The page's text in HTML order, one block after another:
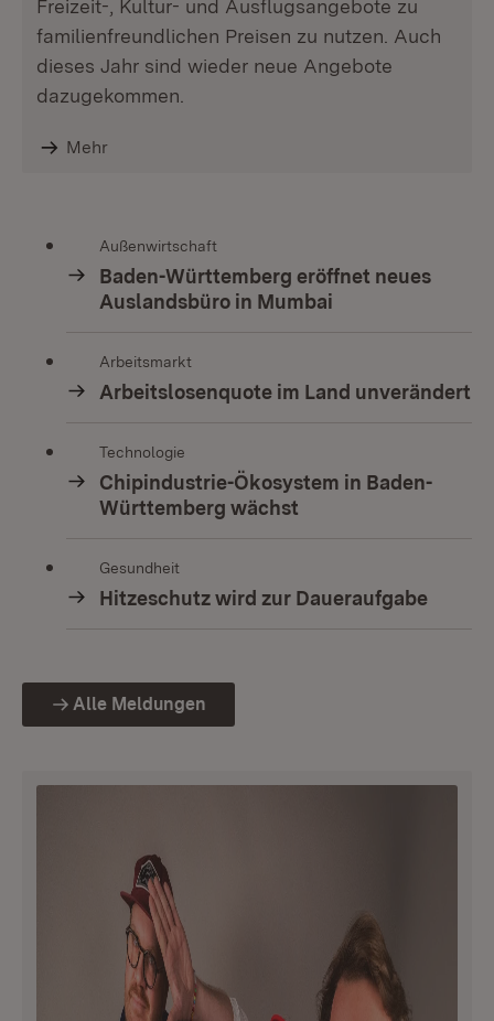
Freizeit-, Kultur- und Ausflugsangebote zu
familienfreundlichen Preisen zu nutzen. Auch
dieses Jahr sind wieder neue Angebote
dazugekommen.
Mehr
Außenwirtschaft
Baden-Württemberg eröffnet neues
Auslandsbüro in Mumbai
Arbeitsmarkt
Arbeitslosenquote im Land unverändert
Technologie
Chipindustrie-Ökosystem in Baden-
Württemberg wächst
Gesundheit
Hitzeschutz wird zur Daueraufgabe
Alle Meldungen